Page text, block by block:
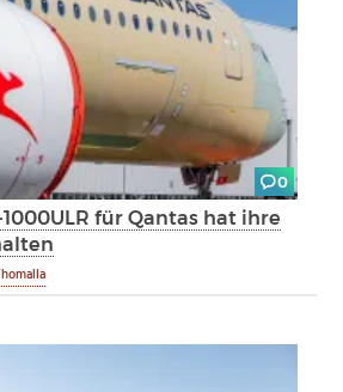
0
für Qantas hat ihre